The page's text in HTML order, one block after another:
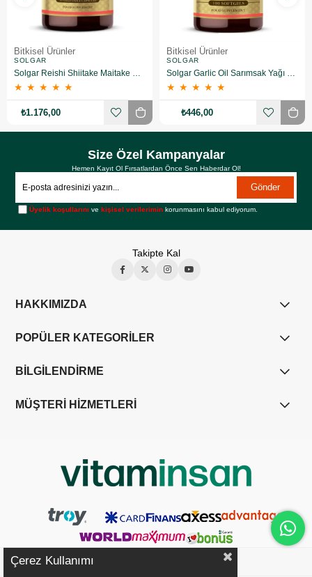
Bitkisel Ürünler
SOLGAR
★ ★ ★ ★ ★
₺1.176,00
Bitkisel Ürünler
SOLGAR
★ ★ ★ ★ ★
₺446,00
Size Özel Kampanyalar
Hemen Kayıt Ol Fırsatlardan Önce Sen Haberdar Ol!
Gönder
Üyelik koşullarını vekişisel verilerimin korunmasını kabul ediyorum.
Takipte Kal
HAKKIMIZDA
POPÜLER KATEGORİLER
BİLGİLENDİRME
MÜŞTERİ HİZMETLERİ
Çerez Kullanımı